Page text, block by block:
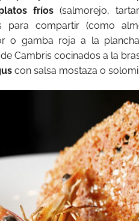
fríos(salmorejo,
para compartir (como
o gamba roja a la
Cambris cocinados a la
con salsa mostaza o